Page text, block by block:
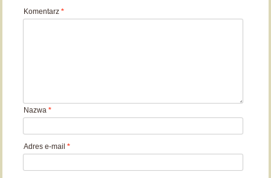
Komentarz*
Nazwa*
Adres e-mail*